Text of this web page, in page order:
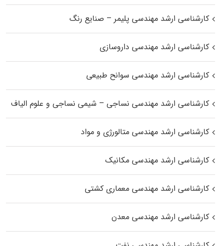
کارشناسی ارشد مهندسی پلیمر – صنایع رنگ
کارشناسی ارشد مهندسی داروسازی
کارشناسی ارشد مهندسی سوانح طبیعی
کارشناسی ارشد مهندسی نساجی – شیمی نساجی و علوم الیاف
کارشناسی ارشد مهندسی متالورژی و مواد
کارشناسی ارشد مهندسی مکانیک
کارشناسی ارشد مهندسی معماری کشتی
کارشناسی ارشد مهندسی معدن